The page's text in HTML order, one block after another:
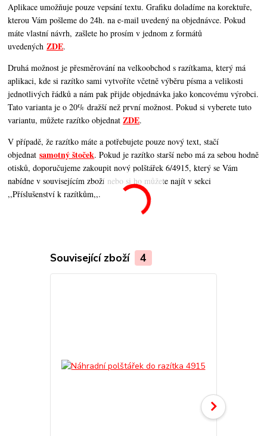
Aplikace umožňuje pouze vepsání textu. Grafiku doladíme na korektuře,
kterou Vám pošleme do 24h. na e-mail uvedený na objednávce. Pokud
máte vlastní návrh, zašlete ho prosím v jednom z formátů
uvedenýchZDE.
Druhá možnost je přesměrování na velkoobchod s razítkama, který má
aplikaci, kde si razítko sami vytvoříte včetně výběru písma a velikosti
jednotlivých řádků a nám pak přijde objednávka jako koncovému výrobci.
Tato varianta je o 20% dražší než první možnost. Pokud si vyberete tuto
variantu, můžete razítko objednatZDE.
V případě, že razítko máte a potřebujete pouze nový text, stačí
objednatsamotný štoček. Pokud je razítko starší nebo má za sebou hodně
otisků, doporučujeme zakoupit nový polštářek 6/4915, který se Vám
nabídne v souvisejícím zboží nebo si ho můžete najít v sekci
,,Příslušenství k razítkům,,.
Související zboží 4